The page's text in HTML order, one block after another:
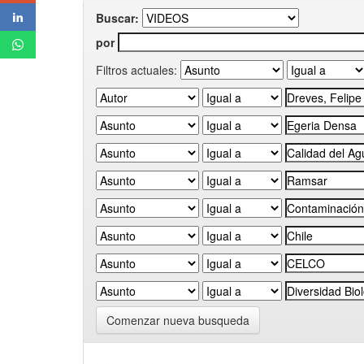
Buscar:
por
Filtros actuales:
Comenzar nueva busqueda